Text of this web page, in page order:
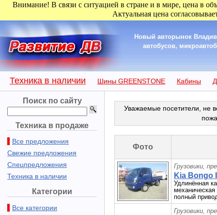
Внимание! В связи с ситуацией в стране и в мире, цена в
Актуальная цена
Новый авторынок
автобусов,
Техника в наличии Шины GREENSTONE Кабины
Поиск по сайту
Техника в продаже
Все предложения
Свежие предложения
Спецпредложения
Техника в наличии
Категории
Все категории
Уважаемые посетители, не
Фото
Грузовики,
Kia Bongo
Удлинённая
полный
Грузовики,